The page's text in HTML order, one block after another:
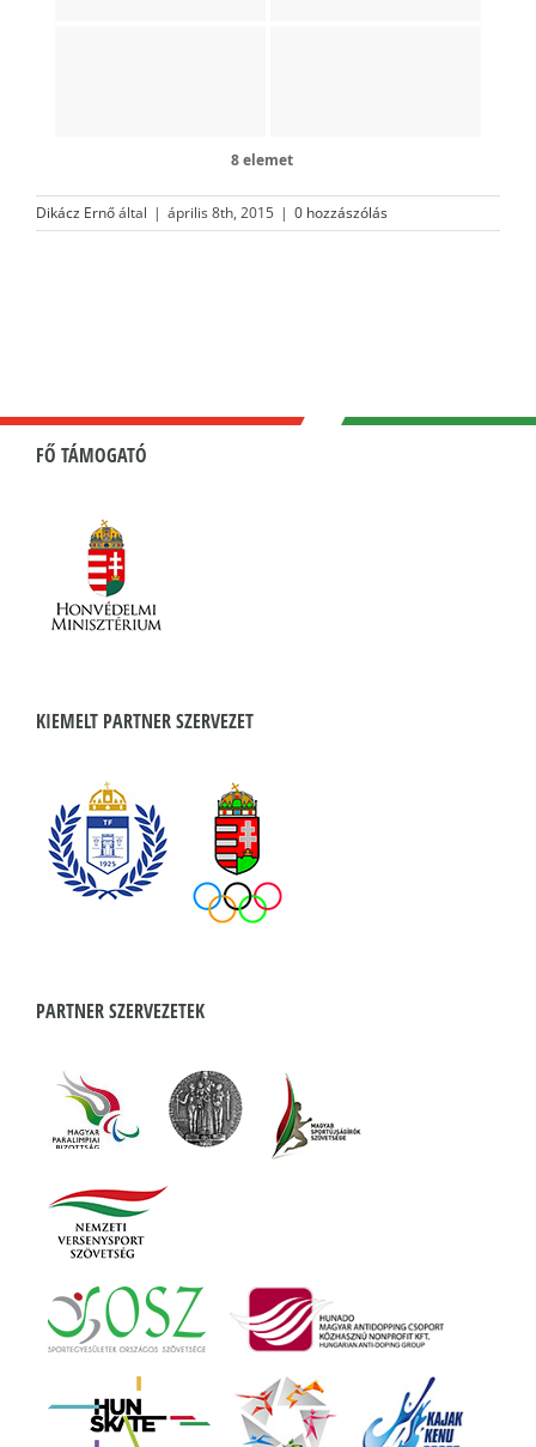
8 elemet
Dikácz Ernőáltal | április 8th, 2015 | 0 hozzászólás
FŐ TÁMOGATÓ
KIEMELT PARTNER SZERVEZET
PARTNER SZERVEZETEK